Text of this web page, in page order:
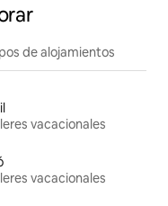
de alojamientos
vacacionales
vacacionales